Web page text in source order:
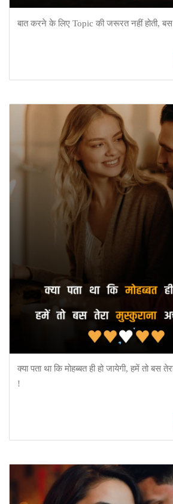
बात करने के लिए Topic की जरूरत नहीं होती, बस
क्या पता था कि मोहब्बत ही हो जायेगी, हमें तो बस
!